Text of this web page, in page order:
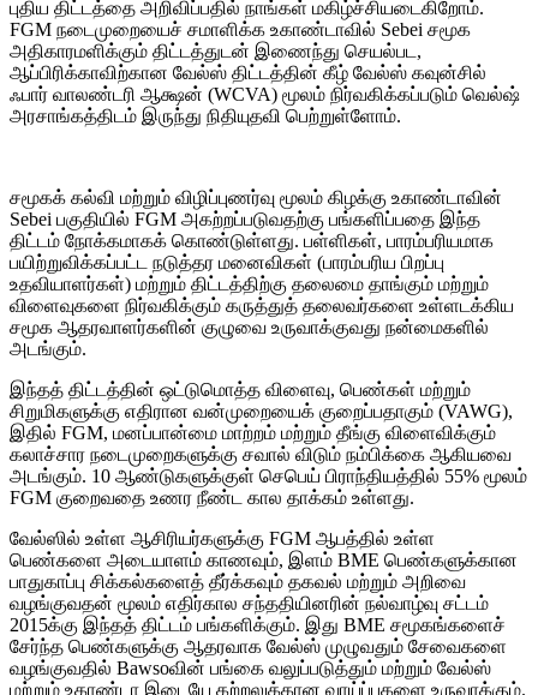
புதிய திட்டத்தை அறிவிப்பதில் நாங்கள் மகிழ்ச்சியடைகிறோம்.
FGM நடைமுறையைச் சமாளிக்க உகாண்டாவில் Sebei சமூக
அதிகாரமளிக்கும் திட்டத்துடன் இணைந்து செயல்பட,
ஆப்பிரிக்காவிற்கான வேல்ஸ் திட்டத்தின் கீழ் வேல்ஸ் கவுன்சில்
ஃபார் வாலண்டரி ஆக்ஷன் (WCVA) மூலம் நிர்வகிக்கப்படும் வெல்ஷ்
அரசாங்கத்திடம் இருந்து நிதியுதவி பெற்றுள்ளோம்.
சமூகக் கல்வி மற்றும் விழிப்புணர்வு மூலம் கிழக்கு உகாண்டாவின்
Sebei பகுதியில் FGM அகற்றப்படுவதற்கு பங்களிப்பதை இந்த
திட்டம் நோக்கமாகக் கொண்டுள்ளது. பள்ளிகள், பாரம்பரியமாக
பயிற்றுவிக்கப்பட்ட நடுத்தர மனைவிகள் (பாரம்பரிய பிறப்பு
உதவியாளர்கள்) மற்றும் திட்டத்திற்கு தலைமை தாங்கும் மற்றும்
விளைவுகளை நிர்வகிக்கும் கருத்துத் தலைவர்களை உள்ளடக்கிய
சமூக ஆதரவாளர்களின் குழுவை உருவாக்குவது நன்மைகளில்
அடங்கும்.
இந்தத் திட்டத்தின் ஒட்டுமொத்த விளைவு, பெண்கள் மற்றும்
சிறுமிகளுக்கு எதிரான வன்முறையைக் குறைப்பதாகும் (VAWG),
இதில் FGM, மனப்பான்மை மாற்றம் மற்றும் தீங்கு விளைவிக்கும்
கலாச்சார நடைமுறைகளுக்கு சவால் விடும் நம்பிக்கை ஆகியவை
அடங்கும். 10 ஆண்டுகளுக்குள் செபெய் பிராந்தியத்தில் 55% மூலம்
FGM குறைவதை உணர நீண்ட கால தாக்கம் உள்ளது.
வேல்ஸில் உள்ள ஆசிரியர்களுக்கு FGM ஆபத்தில் உள்ள
பெண்களை அடையாளம் காணவும், இளம் BME பெண்களுக்கான
பாதுகாப்பு சிக்கல்களைத் தீர்க்கவும் தகவல் மற்றும் அறிவை
வழங்குவதன் மூலம் எதிர்கால சந்ததியினரின் நல்வாழ்வு சட்டம்
2015க்கு இந்தத் திட்டம் பங்களிக்கும். இது BME சமூகங்களைச்
சேர்ந்த பெண்களுக்கு ஆதரவாக வேல்ஸ் முழுவதும் சேவைகளை
வழங்குவதில் Bawsoவின் பங்கை வலுப்படுத்தும் மற்றும் வேல்ஸ்
மற்றும் உகாண்டா இடையே கற்றலுக்கான வாய்ப்புகளை உருவாக்கும்.